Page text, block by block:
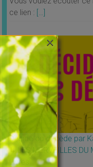
ce lien : […]
Décide ou décède par
↳ LES MERVEILLES DU
Livres
×